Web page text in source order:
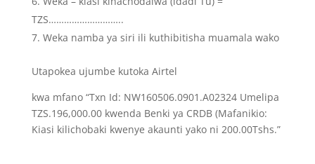
TZS………………………..
Weka namba ya siri ili kuthibitisha muamala wako
Utapokea ujumbe kutoka Airtel
kwa mfano “Txn Id: NW160506.0901.A02324 Umelipa
TZS.196,000.00 kwenda Benki ya CRDB (Mafanikio:
Kiasi kilichobaki kwenye akaunti yako ni 200.00Tshs.”